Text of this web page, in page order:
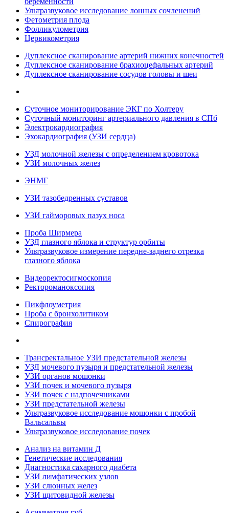
Ультразвуковое исследование лонных сочленений
Фетометрия плода
Фолликулометрия
Цервикометрия
Дуплексное сканирование артерий нижних конечностей
Дуплексное сканирование брахиоцефальных артерий
Дуплексное сканирование сосудов головы и шеи
Суточное мониторирование ЭКГ по Холтеру
Суточный мониторинг артериального давления в СПб
Электрокардиография
Эхокардиография (УЗИ сердца)
УЗД молочной железы с определением кровотока
УЗИ молочных желез
ЭНМГ
УЗИ тазобедренных суставов
УЗИ гайморовых пазух носа
Проба Ширмера
УЗД глазного яблока и структур орбиты
Ультразвуковое измерение передне-заднего отрезка
глазного яблока
Видеоректосигмоскопия
Ректороманоксопия
Пикфлоуметрия
Проба с бронхолитиком
Спирография
Трансректальное УЗИ предстательной железы
УЗД мочевого пузыря и предстательной железы
УЗИ органов мошонки
УЗИ почек и мочевого пузыря
УЗИ почек с надпочечниками
УЗИ предстательной железы
Ультразвуковое исследование мошонки с пробой
Вальсальвы
Ультразвуковое исследование почек
Анализ на витамин Д
Генетические исследования
Диагностика сахарного диабета
УЗИ лимфатических узлов
УЗИ слюнных желез
УЗИ щитовидной железы